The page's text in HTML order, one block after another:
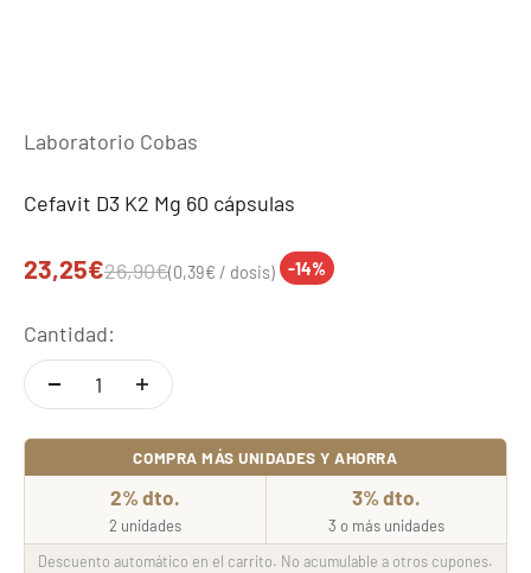
Laboratorio Cobas
Cefavit D3 K2 Mg 60 cápsulas
Precio de oferta
23,25€Precio normal
26,90€(0,39€ / dosis) -14%
Cantidad:
COMPRA MÁS UNIDADES Y AHORRA
2% dto.
2 unidades
3% dto.
3 o más unidades
Descuento automático en el carrito. No acumulable a otros cupones.